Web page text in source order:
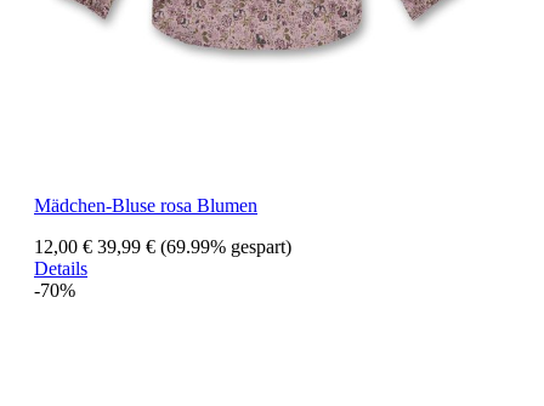
Mädchen-Bluse rosa Blumen
12,00 € 39,99 € (69.99% gespart)
Details
-70%